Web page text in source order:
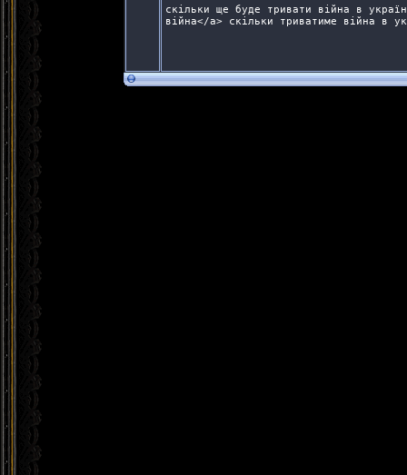
скільки ще буде тривати війна в
війна</a> скільки триватиме війна в